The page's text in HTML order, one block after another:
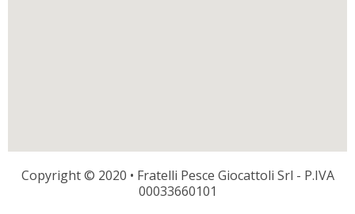
Copyright © 2020 • Fratelli Pesce Giocattoli Srl - P.IVA
00033660101